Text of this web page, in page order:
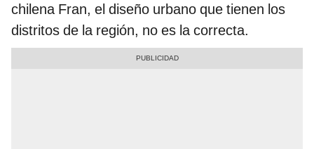
chilena Fran, el diseño urbano que tienen los
distritos de la región, no es la correcta.